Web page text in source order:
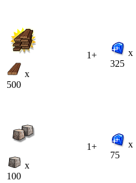
x
500
1+
x
325
x
100
1+
x
75